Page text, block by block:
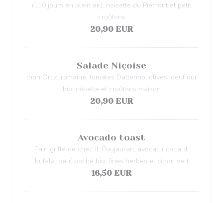
(110 jours en plein air), noisette du Piémont et petit
croûtons
20,90 EUR
Salade Niçoise
thon Ortiz, romaine, tomates Datterino, olives, oeuf dur
bio, cébette et croûtons maison
20,90 EUR
Avocado toast
Pain grillé de chez JL Poujauran, avocat, ricotta di
bufala, oeuf poché bio, fines herbes et citron vert
16,50 EUR